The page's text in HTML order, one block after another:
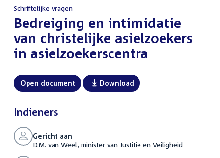
Schriftelijke vragen
:Bedreiging en intimidatie
van christelijke asielzoekers
in asielzoekerscentra
Open document Download
Indieners
Gericht aan
D.M. van Weel, minister van Justitie en Veiligheid